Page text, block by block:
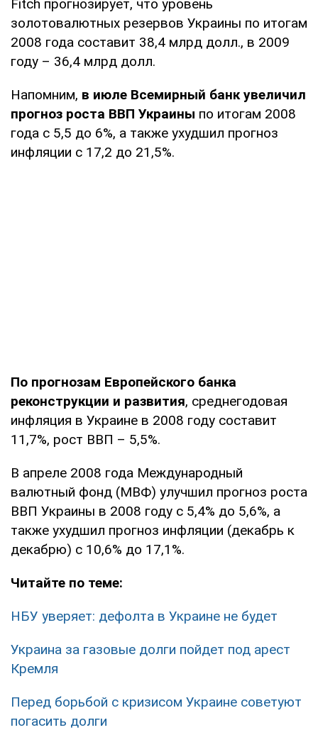
Fitch прогнозирует, что уровень
золотовалютных резервов Украины по итогам
2008 года составит 38,4 млрд долл., в 2009
году – 36,4 млрд долл.
Напомним, в июле Всемирный банк увеличил
прогноз роста ВВП Украины по итогам 2008
года с 5,5 до 6%, а также ухудшил прогноз
инфляции с 17,2 до 21,5%.
По прогнозам Европейского банка
реконструкции и развития, среднегодовая
инфляция в Украине в 2008 году составит
11,7%, рост ВВП – 5,5%.
В апреле 2008 года Международный
валютный фонд (МВФ) улучшил прогноз роста
ВВП Украины в 2008 году с 5,4% до 5,6%, а
также ухудшил прогноз инфляции (декабрь к
декабрю) с 10,6% до 17,1%.
Читайте по теме:
НБУ уверяет: дефолта в Украине не будет
Украина за газовые долги пойдет под арест
Кремля
Перед борьбой с кризисом Украине советуют
погасить долги